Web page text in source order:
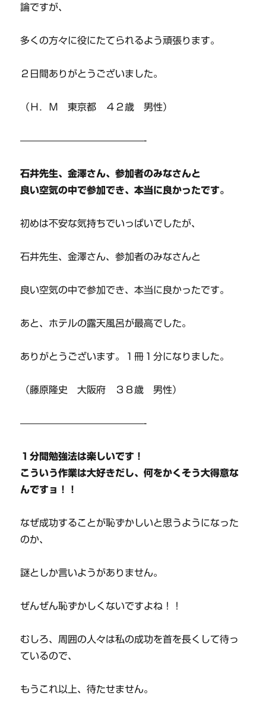
論ですが、
多くの方々に役にたてられるよう頑張ります。
２日間ありがとうございました。
（Ｈ．Ｍ 東京都 ４２歳 男性）
—————————————-
石井先生、金澤さん、参加者のみなさんと
良い空気の中で参加でき、本当に良かったです。
初めは不安な気持ちでいっぱいでしたが、
石井先生、金澤さん、参加者のみなさんと
良い空気の中で参加でき、本当に良かったです。
あと、ホテルの露天風呂が最高でした。
ありがとうございます。１冊１分になりました。
（藤原隆史 大阪府 ３８歳 男性）
—————————————-
１分間勉強法は楽しいです！
こういう作業は大好きだし、何をかくそう大得意な
んですョ！！
なぜ成功することが恥ずかしいと思うようになった
のか、
謎としか言いようがありません。
ぜんぜん恥ずかしくないですよね！！
むしろ、周囲の人々は私の成功を首を長くして待っ
ているので、
もうこれ以上、待たせません。